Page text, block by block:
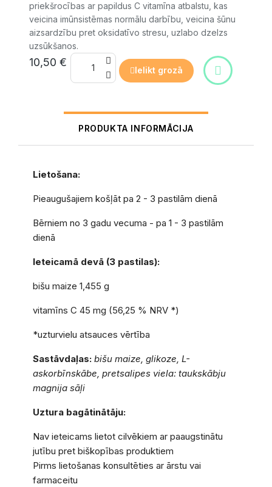
priekšrocības ar papildus C vitamīna atbalstu, kas
veicina imūnsistēmas normālu darbību, veicina šūnu
aizsardzību pret oksidatīvo stresu, uzlabo dzelzs
uzsūkšanos.
10,50 €
Ielikt grozā
PRODUKTA INFORMĀCIJA
Lietošana:
Pieaugušajiem košļāt pa 2 - 3 pastilām dienā
Bērniem no 3 gadu vecuma - pa 1 - 3 pastilām
dienā
Ieteicamā devā (3 pastilas):
bišu maize 1,455 g
vitamīns C 45 mg (56,25 % NRV *)
*uzturvielu atsauces vērtība
Sastāvdaļas: bišu maize, glikoze, L-
askorbīnskābe, pretsalipes viela: taukskābju
magnija sāļi
Uztura bagātinātāju:
Nav ieteicams lietot cilvēkiem ar paaugstinātu
jutību pret biškopības produktiem
Pirms lietošanas konsultēties ar ārstu vai
farmaceitu